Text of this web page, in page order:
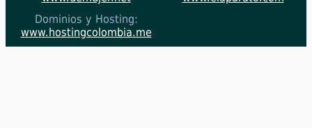
Dominios y Hosting:
www.hostingcolombia.me